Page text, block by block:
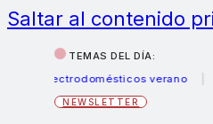
Saltar al contenido
TEMAS DEL DÍA:
electrodomésticos verano
NEWSLETTER